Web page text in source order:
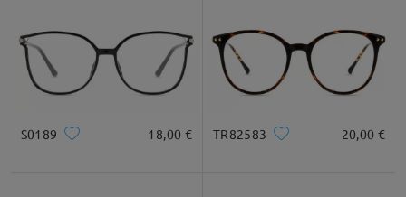
S0189 18,00 € TR82583 20,00 €